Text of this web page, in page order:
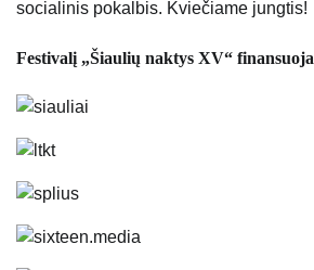
socialinis pokalbis. Kviečiame jungtis!
Festivalį „Šiaulių naktys XV“ finansuoja